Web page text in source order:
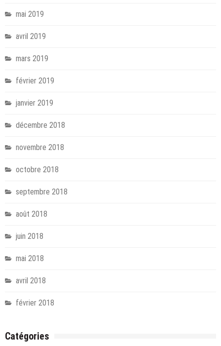
mai 2019
avril 2019
mars 2019
février 2019
janvier 2019
décembre 2018
novembre 2018
octobre 2018
septembre 2018
août 2018
juin 2018
mai 2018
avril 2018
février 2018
Catégories